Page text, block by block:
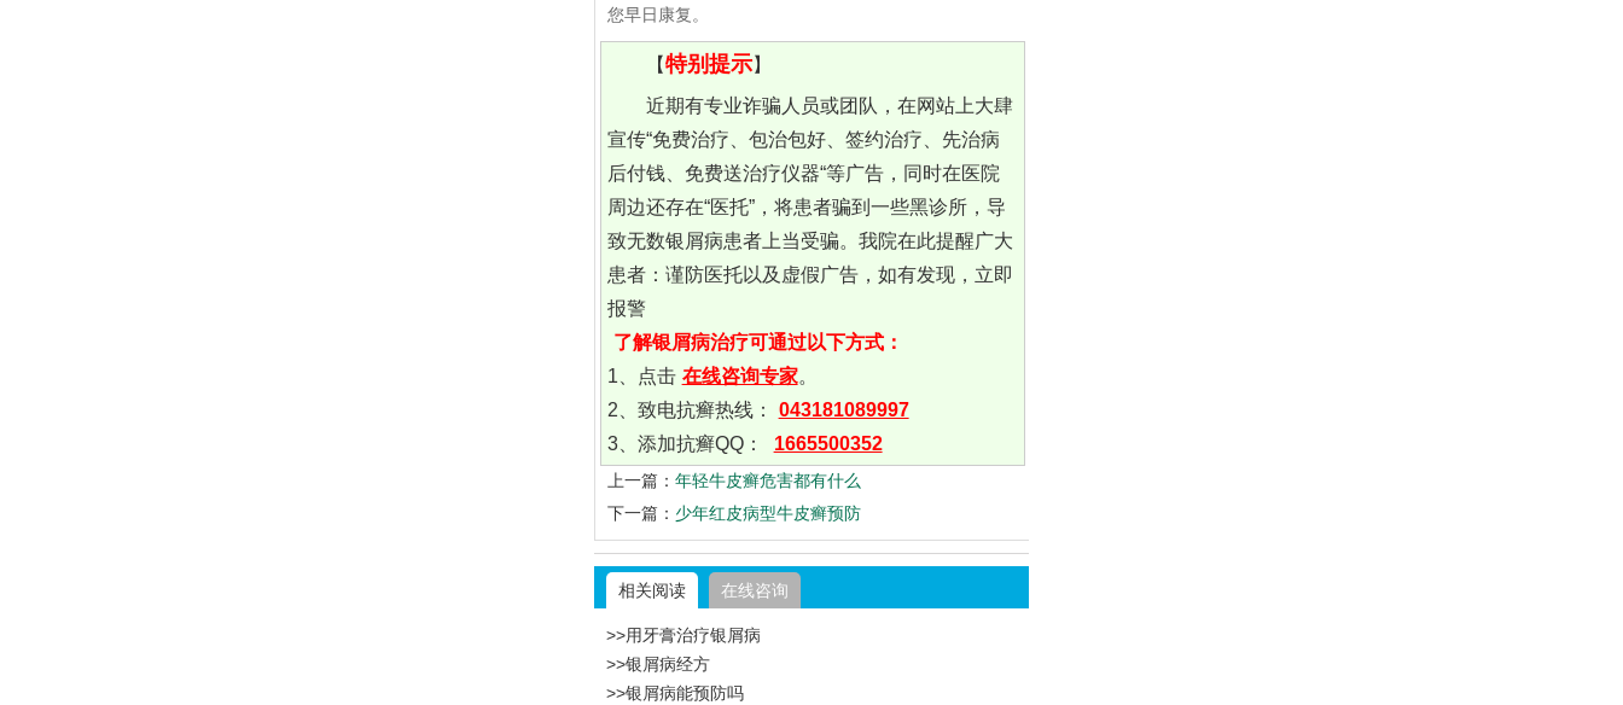
您早日康复。
【特别提示】
近期有专业诈骗人员或团队，在网站上大肆
宣传“免费治疗、包治包好、签约治疗、先治病
后付钱、免费送治疗仪器“等广告，同时在医院
周边还存在“医托”，将患者骗到一些黑诊所，导
致无数银屑病患者上当受骗。我院在此提醒广大
患者：谨防医托以及虚假广告，如有发现，立即
报警
了解银屑病治疗可通过以下方式：
1、点击 在线咨询专家。
2、致电抗癣热线：
043181089997
3、添加抗癣QQ：
1665500352
上一篇： 年轻牛皮癣危害都有什么
下一篇： 少年红皮病型牛皮癣预防
相关阅读 在线咨询
>>用牙膏治疗银屑病
>>银屑病经方
>>银屑病能预防吗